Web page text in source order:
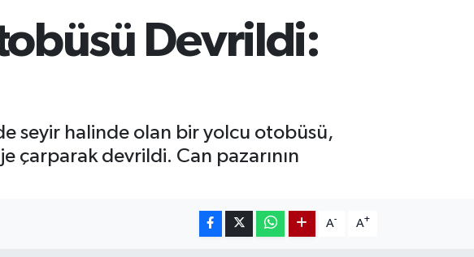
Devrildi:
seyir halinde olan bir yolcu otobüsü,
çarparak devrildi. Can pazarının
A- A+